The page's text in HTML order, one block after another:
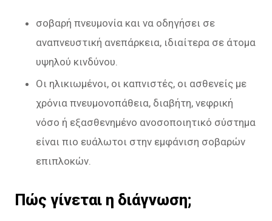
σοβαρή πνευμονία και να οδηγήσει σε
αναπνευστική ανεπάρκεια, ιδιαίτερα σε άτομα
υψηλού κινδύνου.
Οι ηλικιωμένοι, οι καπνιστές, οι ασθενείς με
χρόνια πνευμονοπάθεια, διαβήτη, νεφρική
νόσο ή εξασθενημένο ανοσοποιητικό σύστημα
είναι πιο ευάλωτοι στην εμφάνιση σοβαρών
επιπλοκών.
Πώς γίνεται η διάγνωση;